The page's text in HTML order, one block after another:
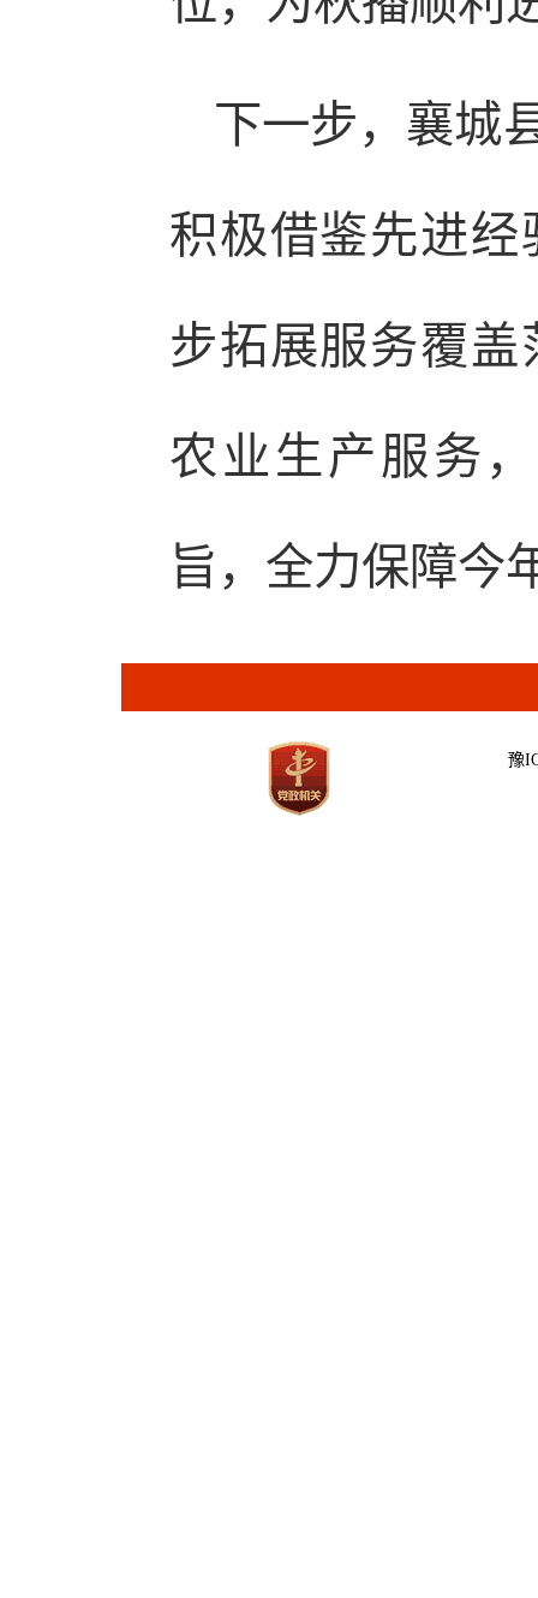
下一步，襄城
积极借鉴先进
步拓展服务覆
农业生产服务
旨，全力保障今
豫